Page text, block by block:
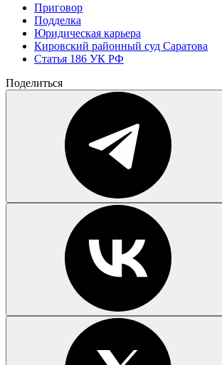
Приговор
Подделка
Юридическая карьера
Кировский районный суд Саратова
Статья 186 УК РФ
Поделиться